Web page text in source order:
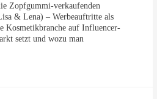
Zopfgummi-verkaufenden
& Lena) – Werbeauftritte als
Kosmetikbranche auf Influencer-
setzt und wozu man